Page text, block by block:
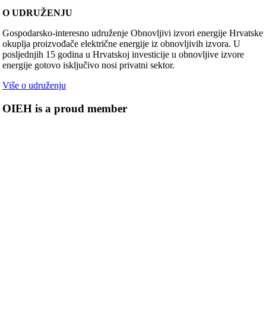
O UDRUŽENJU
Gospodarsko-interesno udruženje Obnovljivi izvori energije Hrvatske
okuplja proizvođače električne energije iz obnovljivih izvora. U
posljednjih 15 godina u Hrvatskoj investicije u obnovljive izvore
energije gotovo isključivo nosi privatni sektor.
Više o udruženju
OIEH is a proud member